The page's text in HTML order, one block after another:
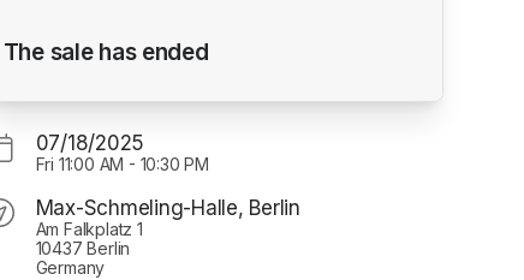
in a new tab)
The sale has ended
07/18/2025
Fri 11:00 AM - 10:30 PM
Max-Schmeling-Halle, Berlin
Am Falkplatz 1
10437 Berlin
Germany